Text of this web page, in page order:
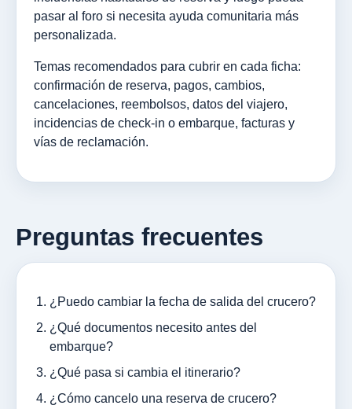
pasar al foro si necesita ayuda comunitaria más
personalizada.
Temas recomendados para cubrir en cada ficha:
confirmación de reserva, pagos, cambios,
cancelaciones, reembolsos, datos del viajero,
incidencias de check-in o embarque, facturas y
vías de reclamación.
Preguntas frecuentes
¿Puedo cambiar la fecha de salida del crucero?
¿Qué documentos necesito antes del
embarque?
¿Qué pasa si cambia el itinerario?
¿Cómo cancelo una reserva de crucero?